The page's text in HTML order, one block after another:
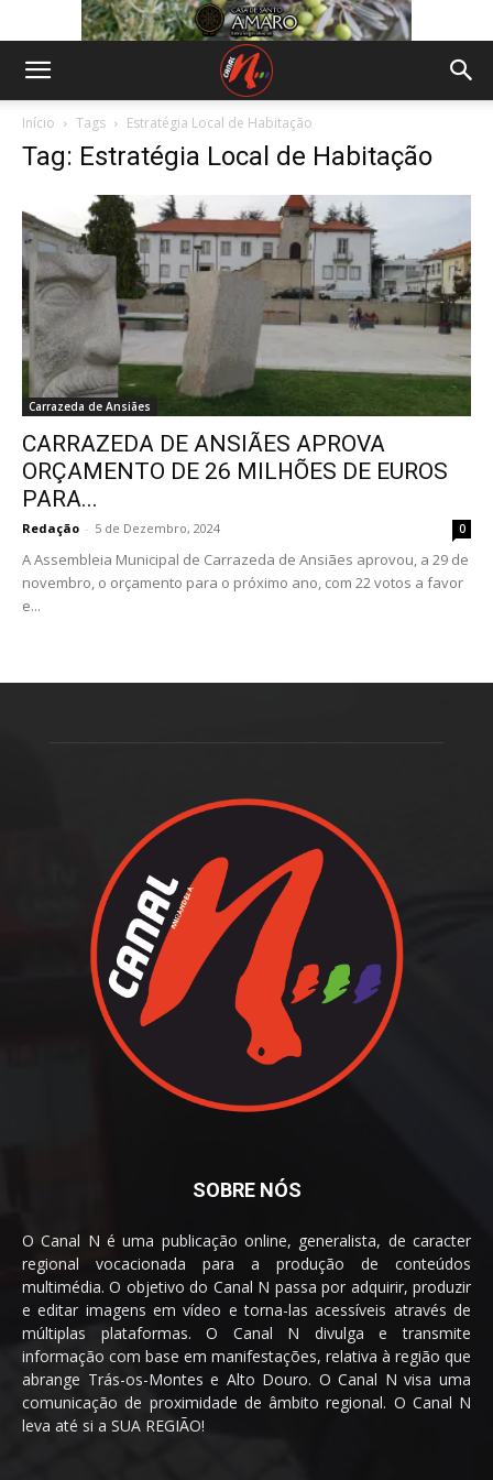
Início Tags Estratégia Local de Habitação
Tag: Estratégia Local de Habitação
Carrazeda de Ansiães
CARRAZEDA DE ANSIÃES APROVA
ORÇAMENTO DE 26 MILHÕES DE EUROS
PARA...
Redação - 5 de Dezembro, 2024 0
A Assembleia Municipal de Carrazeda de Ansiães aprovou, a 29 de
novembro, o orçamento para o próximo ano, com 22 votos a favor
e...
SOBRE NÓS
O Canal N é uma publicação online, generalista, de caracter
regional vocacionada para a produção de conteúdos
multimédia. O objetivo do Canal N passa por adquirir, produzir
e editar imagens em vídeo e torna-las acessíveis através de
múltiplas plataformas. O Canal N divulga e transmite
informação com base em manifestações, relativa à região que
abrange Trás-os-Montes e Alto Douro. O Canal N visa uma
comunicação de proximidade de âmbito regional. O Canal N
leva até si a SUA REGIÃO!